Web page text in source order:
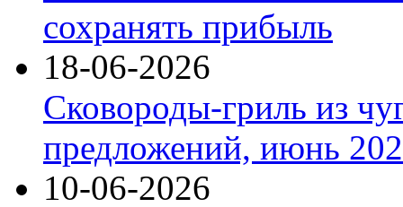
сохранять прибыль
18-06-2026
Сковороды-гриль из
предложений, июнь
10-06-2026